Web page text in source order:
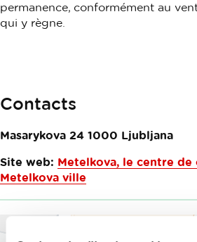
permanence, conformément au
qui y règne.
Contacts
Masarykova 24 1000 Ljubljana
Site web: Metelkova, le centre
Metelkova ville